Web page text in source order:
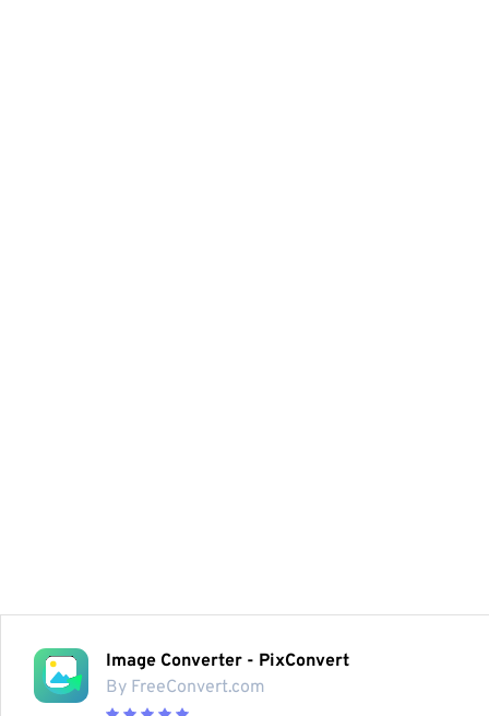
Image Converter - PixConvert
By FreeConvert.com